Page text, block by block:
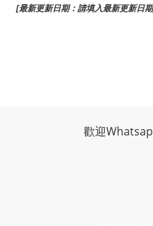
[最新更新日期：請填入最新更新日
歡迎